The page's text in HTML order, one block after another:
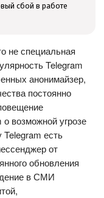
сбой в работе
не специальная
Telegram
анонимайзер,
постоянно
возможной угрозе
Telegram есть
от
обновления
в СМИ